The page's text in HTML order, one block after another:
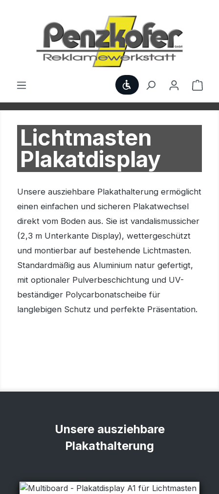
Werkzeugleiste
Lichtmasten
Plakatdisplay
Unsere ausziehbare Plakathalterung ermöglicht
einen einfachen und sicheren Plakatwechsel
direkt vom Boden aus. Sie ist vandalismussicher
(2,3 m Unterkante Display), wettergeschützt
und montierbar auf bestehende Lichtmasten.
Standardmäßig aus Aluminium natur gefertigt,
mit optionaler Pulverbeschichtung und UV-
beständiger Polycarbonatscheibe für
langlebigen Schutz und perfekte Präsentation.
Unsere ausziehbare
Plakathalterung